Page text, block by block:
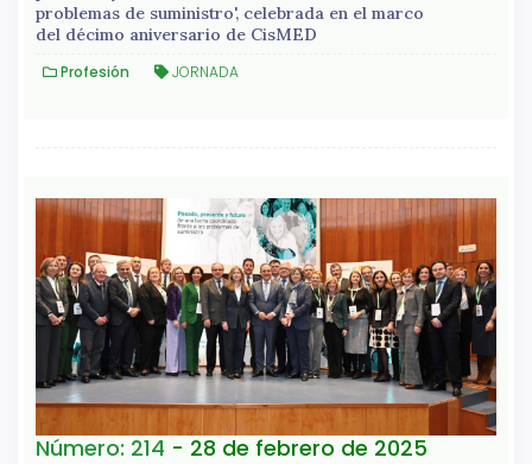
problemas de suministro', celebrada en el marco
del décimo aniversario de CisMED
Profesión JORNADA
Número: 214 - 28 de febrero de 2025